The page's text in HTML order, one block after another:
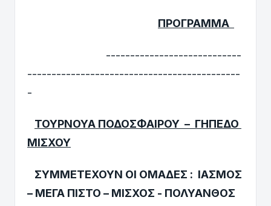
ΠΡΟΓΡΑΜΜΑ
----------------------------
--------------------------------------------
-
ΤΟΥΡΝΟΥΑ ΠΟΔΟΣΦΑΙΡΟΥ – ΓΗΠΕΔΟ
ΜΙΣΧΟΥ
ΣΥΜΜΕΤΕΧΟΥΝ ΟΙ ΟΜΑΔΕΣ : ΙΑΣΜΟΣ
– ΜΕΓΑ ΠΙΣΤΟ – ΜΙΣΧΟΣ - ΠΟΛΥΑΝΘΟΣ